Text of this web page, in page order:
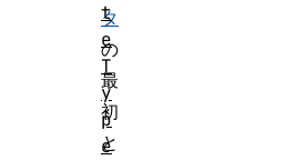
タ
の
最
初
と
t
e
T
y
p
e